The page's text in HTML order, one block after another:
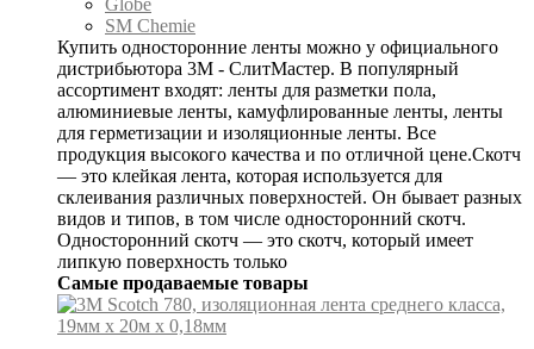
Globe
SM Chemie
Купить односторонние ленты можно у официального
дистрибьютора 3М - СлитМастер. В популярный
ассортимент входят: ленты для разметки пола,
алюминиевые ленты, камуфлированные ленты, ленты
для герметизации и изоляционные ленты. Все
продукция высокого качества и по отличной цене.Скотч
— это клейкая лента, которая используется для
склеивания различных поверхностей. Он бывает разных
видов и типов, в том числе односторонний скотч.
Односторонний скотч — это скотч, который имеет
липкую поверхность только
Самые продаваемые товары